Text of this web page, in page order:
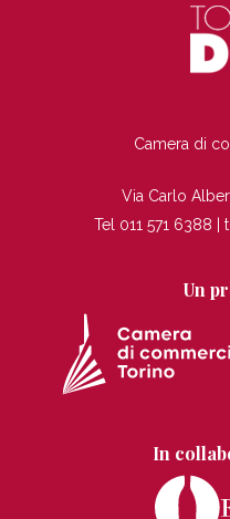
Camera di
Via Carlo
Tel 011 571 6388 |
Un
In